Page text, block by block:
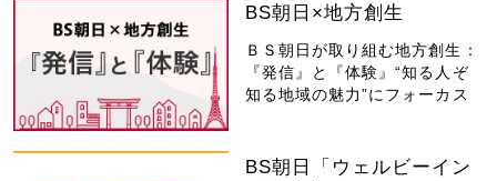
BS朝日×地方創生
ＢＳ朝日が取り組む地方創生：
『発信』と『体験』“知る人ぞ
知る地域の魅力”にフォーカス
BS朝日「ウェルビーイン